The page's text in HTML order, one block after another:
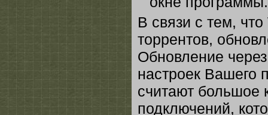
В связи с тем,
торрентов,
Обновление
настроек Вашего
считают большое
подключений,